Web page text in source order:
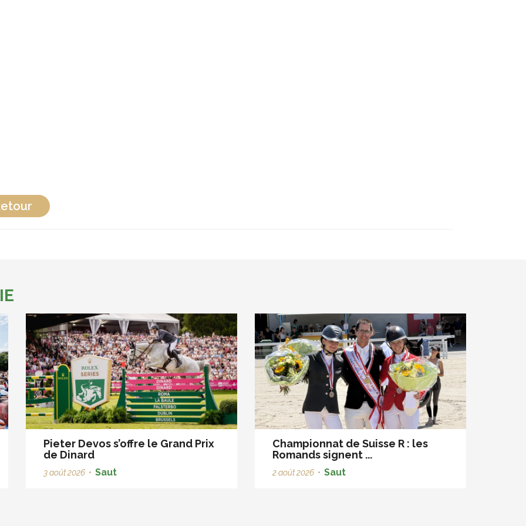
Pieter Devos s’offre le Grand Prix
de Dinard
3 août 2026 • Saut
Championnat de Suisse R : les
Romands signent ...
2 août 2026 • Saut